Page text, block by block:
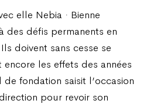
elle Nebia · Bienne
des défis permanents en
doivent sans cesse se
les effets des années
fondation saisit l’occasion
pour revoir son